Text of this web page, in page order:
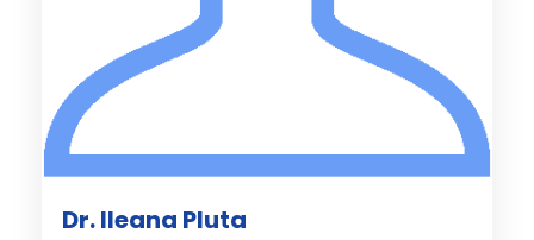
Dr. Ileana Pluta